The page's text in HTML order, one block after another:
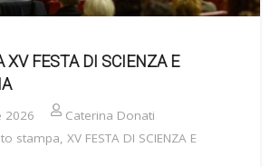
XV FESTA DI SCIENZA E
2026
Caterina Donati
stampa, XV FESTA DI SCIENZA E